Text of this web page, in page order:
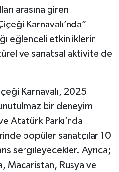
arasına giren
Karnavalı’nda”
eğlenceli etkinliklerin
ve sanatsal aktivite de
Karnavalı, 2025
unutulmaz bir deneyim
Atatürk Parkı’nda
popüler sanatçılar 10
sergileyecekler. Ayrıca;
Macaristan, Rusya ve